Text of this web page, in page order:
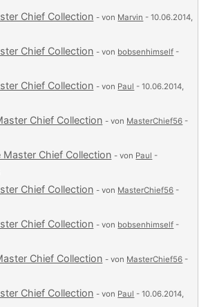
Chief Collection - von Marvin - 10.06.2014,
Chief Collection - von bobsenhimself -
Chief Collection - von Paul - 10.06.2014,
Chief Collection - von MasterChief56 -
Master Chief Collection - von Paul -
Chief Collection - von MasterChief56 -
Chief Collection - von bobsenhimself -
Chief Collection - von MasterChief56 -
Chief Collection - von Paul - 10.06.2014,